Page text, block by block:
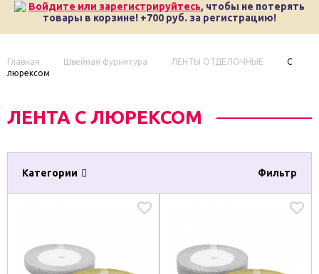
Войдите или зарегистрируйтесь, чтобы не потерять
товары в корзине! +700 руб. за регистрацию!
Главная Швейная фурнитура ЛЕНТЫ ОТДЕЛОЧНЫЕ
С
люрексом
ЛЕНТА С ЛЮРЕКСОМ
Категории Фильтр